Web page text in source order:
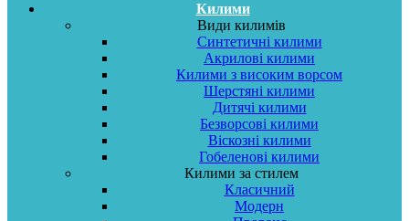
Килими
Види килимів
Синтетичні килими
Акрилові килими
Килими з високим ворсом
Шерстяні килими
Дитячі килими
Безворсові килими
Віскозні килими
Гобеленові килими
Килими за стилем
Класичний
Модерн